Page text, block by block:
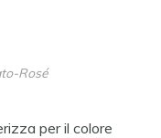
Rosé
per il colore